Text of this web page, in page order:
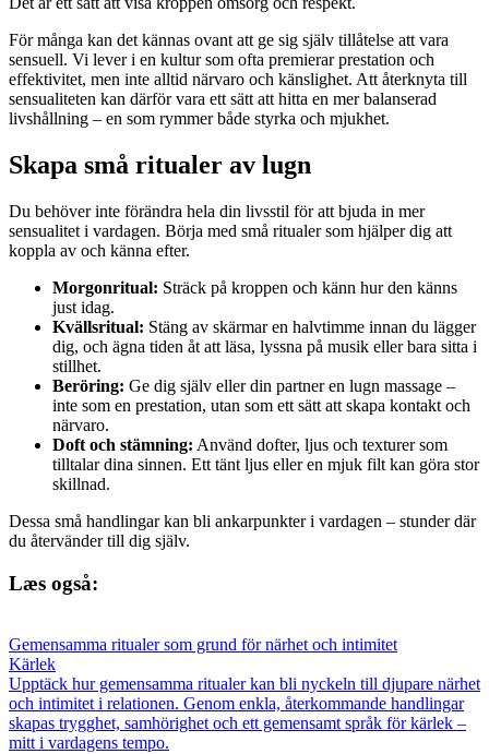
För många kan det kännas ovant att ge sig själv tillåtelse att vara
sensuell. Vi lever i en kultur som ofta premierar prestation och
effektivitet, men inte alltid närvaro och känslighet. Att återknyta till
sensualiteten kan därför vara ett sätt att hitta en mer balanserad
livshållning – en som rymmer både styrka och mjukhet.
Skapa små ritualer av lugn
Du behöver inte förändra hela din livsstil för att bjuda in mer
sensualitet i vardagen. Börja med små ritualer som hjälper dig att
koppla av och känna efter.
Morgonritual: Sträck på kroppen och känn hur den känns
just idag.
Kvällsritual: Stäng av skärmar en halvtimme innan du lägger
dig, och ägna tiden åt att läsa, lyssna på musik eller bara sitta i
stillhet.
Beröring: Ge dig själv eller din partner en lugn massage –
inte som en prestation, utan som ett sätt att skapa kontakt och
närvaro.
Doft och stämning: Använd dofter, ljus och texturer som
tilltalar dina sinnen. Ett tänt ljus eller en mjuk filt kan göra stor
skillnad.
Dessa små handlingar kan bli ankarpunkter i vardagen – stunder där
du återvänder till dig själv.
Læs også:
Gemensamma ritualer som grund för närhet och intimitet
Kärlek
Upptäck hur gemensamma ritualer kan bli nyckeln till djupare närhet
och intimitet i relationen. Genom enkla, återkommande handlingar
skapas trygghet, samhörighet och ett gemensamt språk för kärlek –
mitt i vardagens tempo.